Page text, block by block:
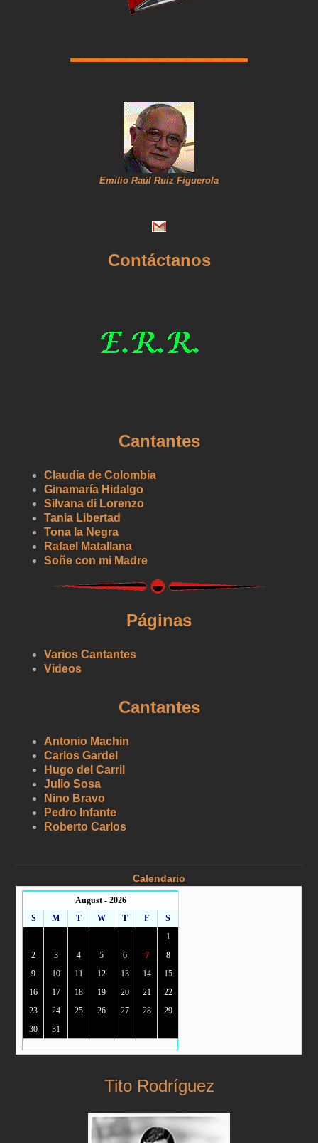
Emilio Raúl Ruiz Figuerola
Contáctanos
Cantantes
Claudia de Colombia
Ginamaría Hidalgo
Silvana di Lorenzo
Tania Libertad
Tona la Negra
Rafael Matallana
Soñe con mi Madre
Páginas
Varios Cantantes
Videos
Cantantes
Antonio Machin
Carlos Gardel
Hugo del Carril
Julio Sosa
Nino Bravo
Pedro Infante
Roberto Carlos
Calendario
August - 2026
S
M T W T F
S
1
2
3 4 5 6 7
8
9
10 11 12 13 14
15
16
17 18 19 20 21
22
23
24 25 26 27 28
29
30
31
Tito Rodríguez